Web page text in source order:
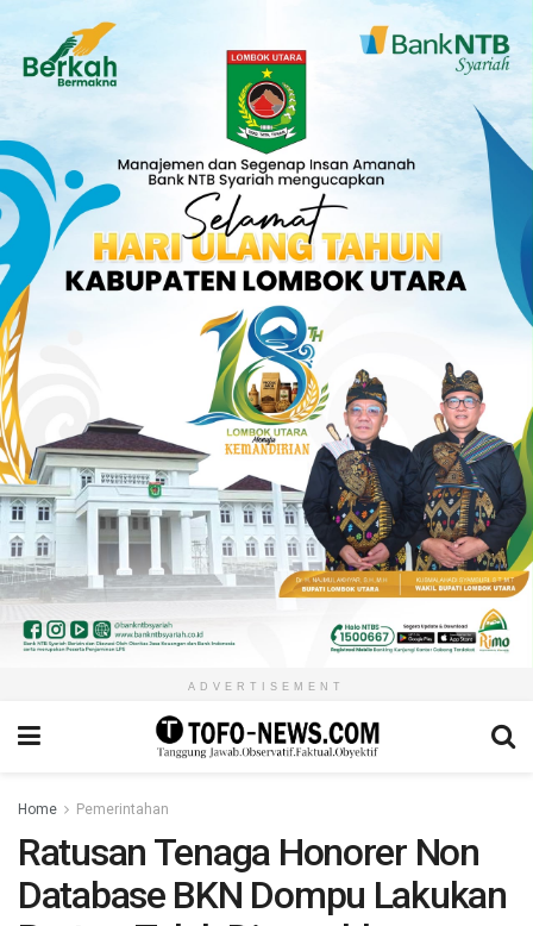
ADVERTISEMENT
Home Pemerintahan
Ratusan Tenaga Honorer Non
Database BKN Dompu Lakukan